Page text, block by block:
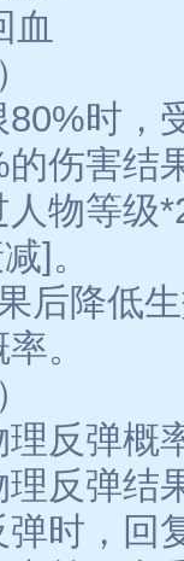
血
时，
伤害结
物等级
]。
后降低
。
反弹概
反弹结
时，回